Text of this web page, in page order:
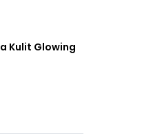
Kulit Glowing